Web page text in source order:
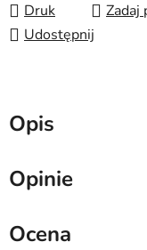
Druk Zadaj
Udostępnij
Opis
Opinie
Ocena